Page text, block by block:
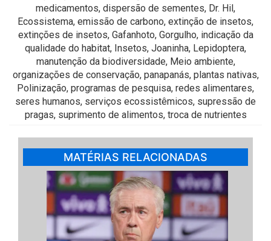
medicamentos, dispersão de sementes, Dr. Hil,
Ecossistema, emissão de carbono, extinção de insetos,
extinções de insetos, Gafanhoto, Gorgulho, indicação da
qualidade do habitat, Insetos, Joaninha, Lepidoptera,
manutenção da biodiversidade, Meio ambiente,
organizações de conservação, panapanás, plantas nativas,
Polinização, programas de pesquisa, redes alimentares,
seres humanos, serviços ecossistêmicos, supressão de
pragas, suprimento de alimentos, troca de nutrientes
MATÉRIAS RELACIONADAS